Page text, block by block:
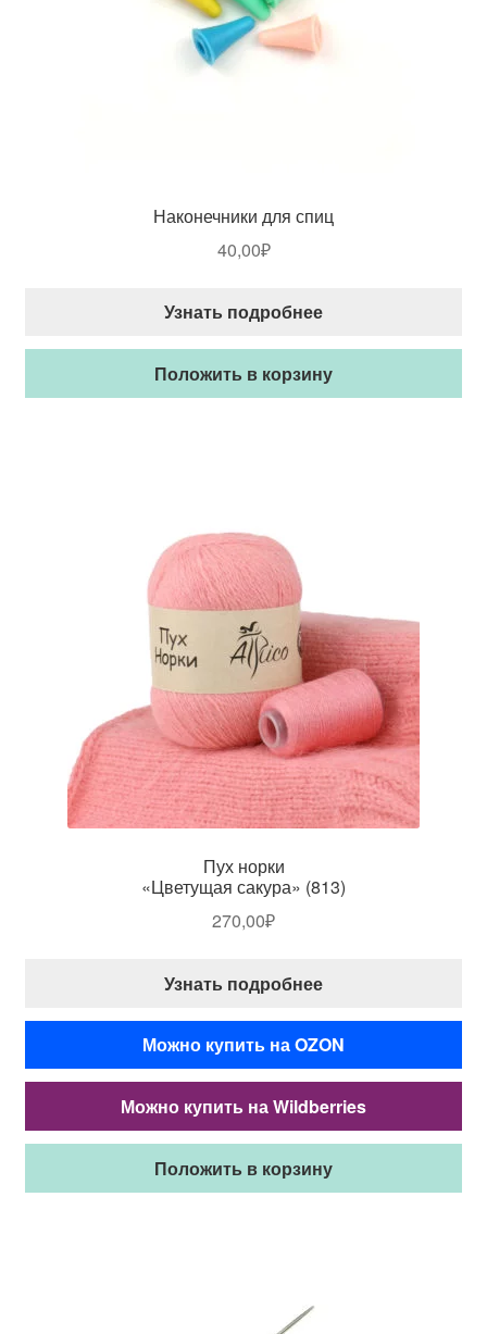
Наконечники для спиц
40,00₽
Узнать подробнее
Положить в корзину
Пух норки
«Цветущая сакура» (813)
270,00₽
Узнать подробнее
Можно купить на OZON
Можно купить на Wildberries
Положить в корзину